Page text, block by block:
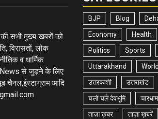
सभी मुख्य खबरों को
विरासतों, लोक
व धार्मिक
News से जुड़ने के लिए
चैनल,इंस्टाग्राम आदि
BJP Blog
Economy Health
Politics Sports
Uttarakhand World
उत्तरकाशी उत्तराखंड
चलो चले देवभूमि चारधाम
ताज़ा ख़बर ताज़ा ख़बरें